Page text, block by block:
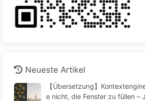
Neueste Artikel
【Übersetzung】
e nicht, die Fenster zu füllen –